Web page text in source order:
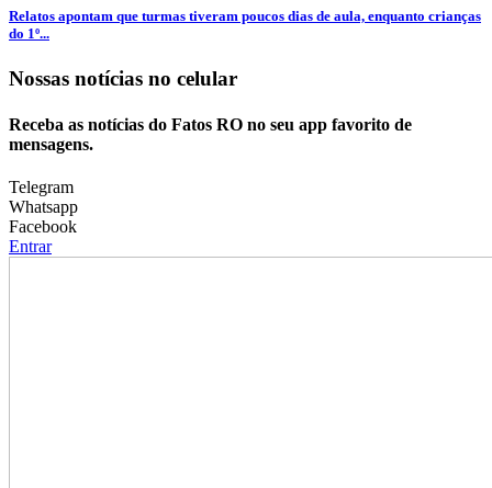
Relatos apontam que turmas tiveram poucos dias de aula, enquanto crianças
do 1º...
Nossas notícias no celular
Receba as notícias do Fatos RO no seu app favorito de
mensagens.
Telegram
Whatsapp
Facebook
Entrar